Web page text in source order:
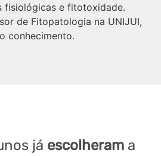
fisiológicas e fitotoxidade.
de Fitopatologia na UNIJUI,
conhecimento.
já escolheram a